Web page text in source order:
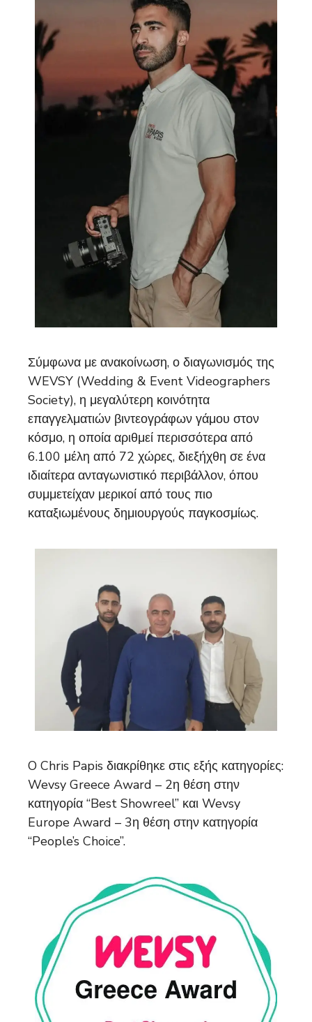
Σύμφωνα με ανακοίνωση, ο διαγωνισμός της
WEVSY (Wedding & Event Videographers
Society), η μεγαλύτερη κοινότητα
επαγγελματιών βιντεογράφων γάμου στον
κόσμο, η οποία αριθμεί περισσότερα από
6.100 μέλη από 72 χώρες, διεξήχθη σε ένα
ιδιαίτερα ανταγωνιστικό περιβάλλον, όπου
συμμετείχαν μερικοί από τους πιο
καταξιωμένους δημιουργούς παγκοσμίως.
O Chris Papis διακρίθηκε στις εξής κατηγορίες:
Wevsy Greece Award – 2η θέση στην
κατηγορία “Best Showreel” και Wevsy
Europe Award – 3η θέση στην κατηγορία
“People’s Choice”.